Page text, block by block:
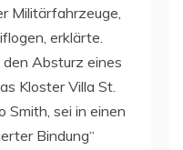
Militärfahrzeuge,
erklärte.
Absturz eines
Kloster Villa St.
Smith, sei in einen
Bindung“